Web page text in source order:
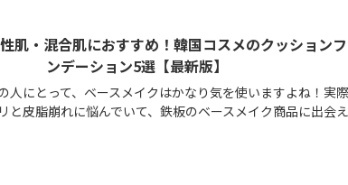
性肌・混合肌におすすめ！韓国コスメのクッション
ンデーション5選【最新版】
人にとって、ベースメイクはかなり気を使いますよね！実際
と皮脂崩れに悩んでいて、鉄板のベースメイク商品に出会